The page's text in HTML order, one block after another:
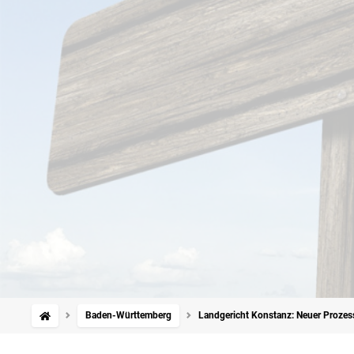
Baden-Württemberg Landgericht Konstanz: Neuer